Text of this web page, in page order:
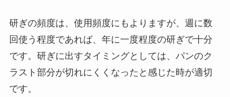
研ぎの頻度は、使用頻度にもよりますが、週に数
回使う程度であれば、年に一度程度の研ぎで十分
です。研ぎに出すタイミングとしては、パンのク
ラスト部分が切れにくくなったと感じた時が適切
です。